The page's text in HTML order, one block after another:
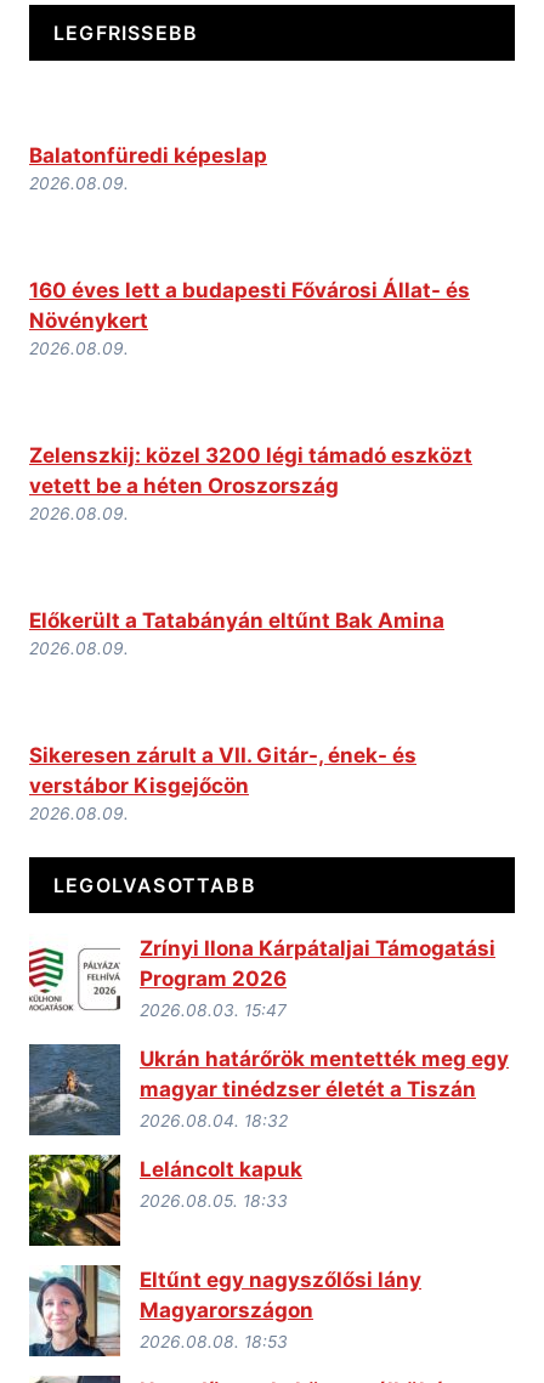
LEGFRISSEBB
Balatonfüredi képeslap
2026.08.09.
160 éves lett a budapesti Fővárosi Állat- és
Növénykert
2026.08.09.
Zelenszkij: közel 3200 légi támadó eszközt
vetett be a héten Oroszország
2026.08.09.
Előkerült a Tatabányán eltűnt Bak Amina
2026.08.09.
Sikeresen zárult a VII. Gitár-, ének- és
verstábor Kisgejőcön
2026.08.09.
LEGOLVASOTTABB
Zrínyi Ilona Kárpátaljai Támogatási
Program 2026
2026.08.03. 15:47
Ukrán határőrök mentették meg egy
magyar tinédzser életét a Tiszán
2026.08.04. 18:32
Leláncolt kapuk
2026.08.05. 18:33
Eltűnt egy nagyszőlősi lány
Magyarországon
2026.08.08. 18:53